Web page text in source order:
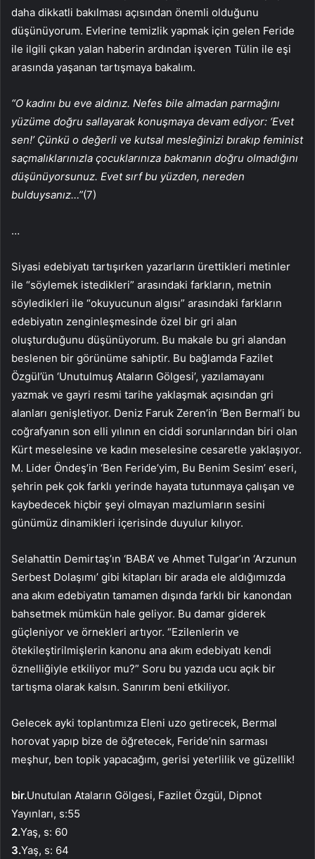
daha dikkatli bakılması açısından önemli olduğunu
düşünüyorum. Evlerine temizlik yapmak için gelen Feride
ile ilgili çıkan yalan haberin ardından işveren Tülin ile eşi
arasında yaşanan tartışmaya bakalım.
“O kadını bu eve aldınız. Nefes bile almadan parmağını
yüzüme doğru sallayarak konuşmaya devam ediyor: ‘Evet
sen!’ Çünkü o değerli ve kutsal mesleğinizi bırakıp feminist
saçmalıklarınızla çocuklarınıza bakmanın doğru olmadığını
düşünüyorsunuz. Evet sırf bu yüzden, nereden
bulduysanız…”(7)
…
Siyasi edebiyatı tartışırken yazarların ürettikleri metinler
ile “söylemek istedikleri” arasındaki farkların, metnin
söyledikleri ile “okuyucunun algısı” arasındaki farkların
edebiyatın zenginleşmesinde özel bir gri alan
oluşturduğunu düşünüyorum. Bu makale bu gri alandan
beslenen bir görünüme sahiptir. Bu bağlamda Fazilet
Özgül’ün ‘Unutulmuş Ataların Gölgesi’, yazılamayanı
yazmak ve gayri resmi tarihe yaklaşmak açısından gri
alanları genişletiyor. Deniz Faruk Zeren’in ‘Ben Bermal’i bu
coğrafyanın son elli yılının en ciddi sorunlarından biri olan
Kürt meselesine ve kadın meselesine cesaretle yaklaşıyor.
M. Lider Öndeş’in ‘Ben Feride’yim, Bu Benim Sesim’ eseri,
şehrin pek çok farklı yerinde hayata tutunmaya çalışan ve
kaybedecek hiçbir şeyi olmayan mazlumların sesini
günümüz dinamikleri içerisinde duyulur kılıyor.
Selahattin Demirtaş’ın ‘BABA’ ve Ahmet Tulgar’ın ‘Arzunun
Serbest Dolaşımı’ gibi kitapları bir arada ele aldığımızda
ana akım edebiyatın tamamen dışında farklı bir kanondan
bahsetmek mümkün hale geliyor. Bu damar giderek
güçleniyor ve örnekleri artıyor. “Ezilenlerin ve
ötekileştirilmişlerin kanonu ana akım edebiyatı kendi
öznelliğiyle etkiliyor mu?” Soru bu yazıda ucu açık bir
tartışma olarak kalsın. Sanırım beni etkiliyor.
Gelecek ayki toplantımıza Eleni uzo getirecek, Bermal
horovat yapıp bize de öğretecek, Feride’nin sarması
meşhur, ben topik yapacağım, gerisi yeterlilik ve güzellik!
bir.Unutulan Ataların Gölgesi, Fazilet Özgül, Dipnot
Yayınları, s:55
2.Yaş, s: 60
3.Yaş, s: 64